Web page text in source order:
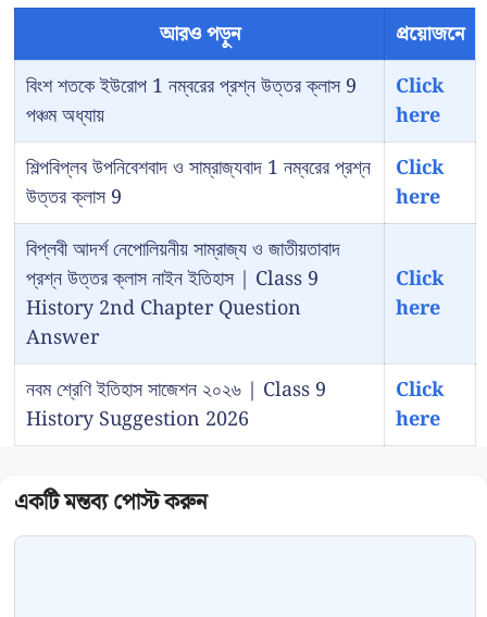
আরও পড়ুন
প্রয়োজনে
বিংশ শতকে ইউরোপ 1 নম্বরের প্রশ্ন উত্তর ক্লাস 9
পঞ্চম অধ্যায়
Click
here
শিল্পবিপ্লব উপনিবেশবাদ ও সাম্রাজ্যবাদ 1 নম্বরের প্রশ্ন
উত্তর ক্লাস 9
Click
here
বিপ্লবী আদর্শ নেপোলিয়নীয় সাম্রাজ্য ও জাতীয়তাবাদ
প্রশ্ন উত্তর ক্লাস নাইন ইতিহাস | Class 9
History 2nd Chapter Question
Answer
Click
here
নবম শ্রেণি ইতিহাস সাজেশন ২০২৬ | Class 9
History Suggestion 2026
Click
here
Comment